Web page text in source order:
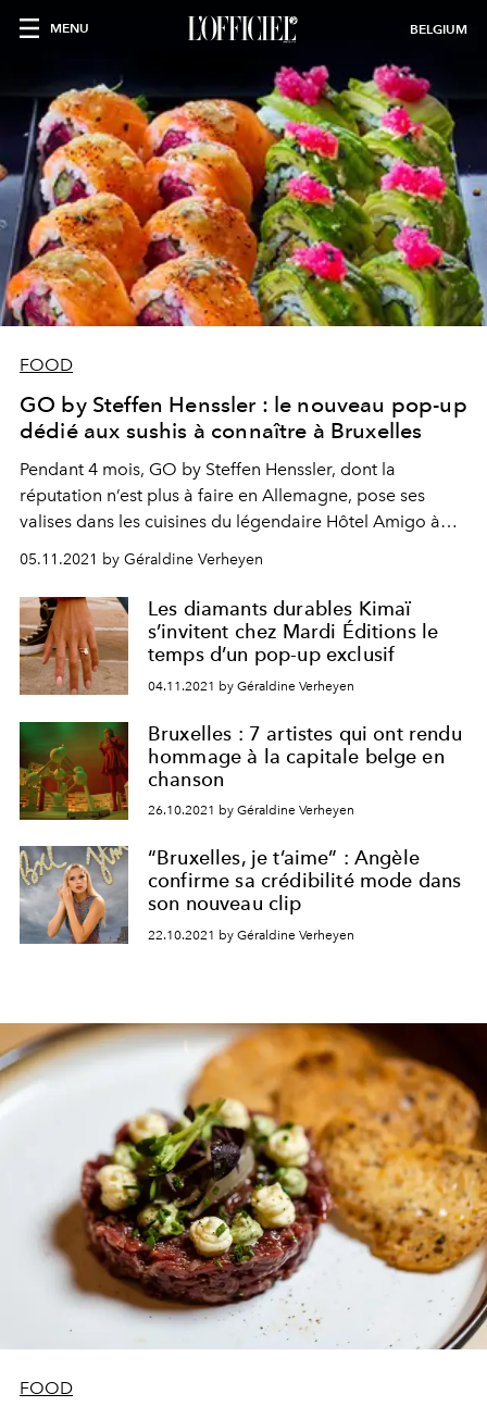
MENU BELGIUM
FOOD
GO by Steffen Henssler : le nouveau pop-up
dédié aux sushis à connaître à Bruxelles
Pendant 4 mois, GO by Steffen Henssler, dont la
réputation n’est plus à faire en Allemagne, pose ses
valises dans les cuisines du légendaire Hôtel Amigo à
Bruxelles, le temps d’un pop-up dédié aux sushis version
ultra luxe, de l’assemblage à la présentation.
05.11.2021 by Géraldine Verheyen
Les diamants durables Kimaï
s’invitent chez Mardi Éditions le
temps d’un pop-up exclusif
04.11.2021 by Géraldine Verheyen
Bruxelles : 7 artistes qui ont rendu
hommage à la capitale belge en
chanson
26.10.2021 by Géraldine Verheyen
“Bruxelles, je t’aime” : Angèle
confirme sa crédibilité mode dans
son nouveau clip
22.10.2021 by Géraldine Verheyen
FOOD